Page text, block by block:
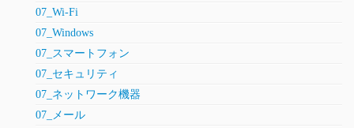
07_Wi-Fi
07_Windows
07_スマートフォン
07_セキュリティ
07_ネットワーク機器
07_メール